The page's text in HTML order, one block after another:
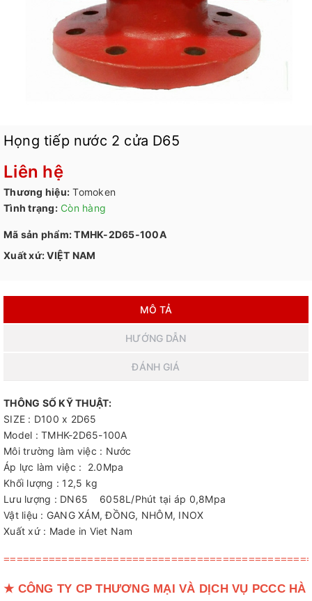
Họng tiếp nước 2 cửa D65
Liên hệ
Thương hiệu: Tomoken
Tình trạng: Còn hàng
Mã sản phẩm: TMHK-2D65-100A
Xuất xứ: VIỆT NAM
MÔ TẢ
HƯỚNG DẪN
ĐÁNH GIÁ
THÔNG SỐ KỸ THUẬT:
SIZE : D100 x 2D65
Model : TMHK-2D65-100A
Môi trường làm việc : Nước
Áp lực làm việc : 2.0Mpa
Khối lượng : 12,5 kg
Lưu lượng : DN65 6058L/Phút tại áp 0,8Mpa
Vật liệu : GANG XÁM, ĐỒNG, NHÔM, INOX
Xuất xứ : Made in Viet Nam
★ CÔNG TY CP THƯƠNG MẠI VÀ DỊCH VỤ PCCC HÀ